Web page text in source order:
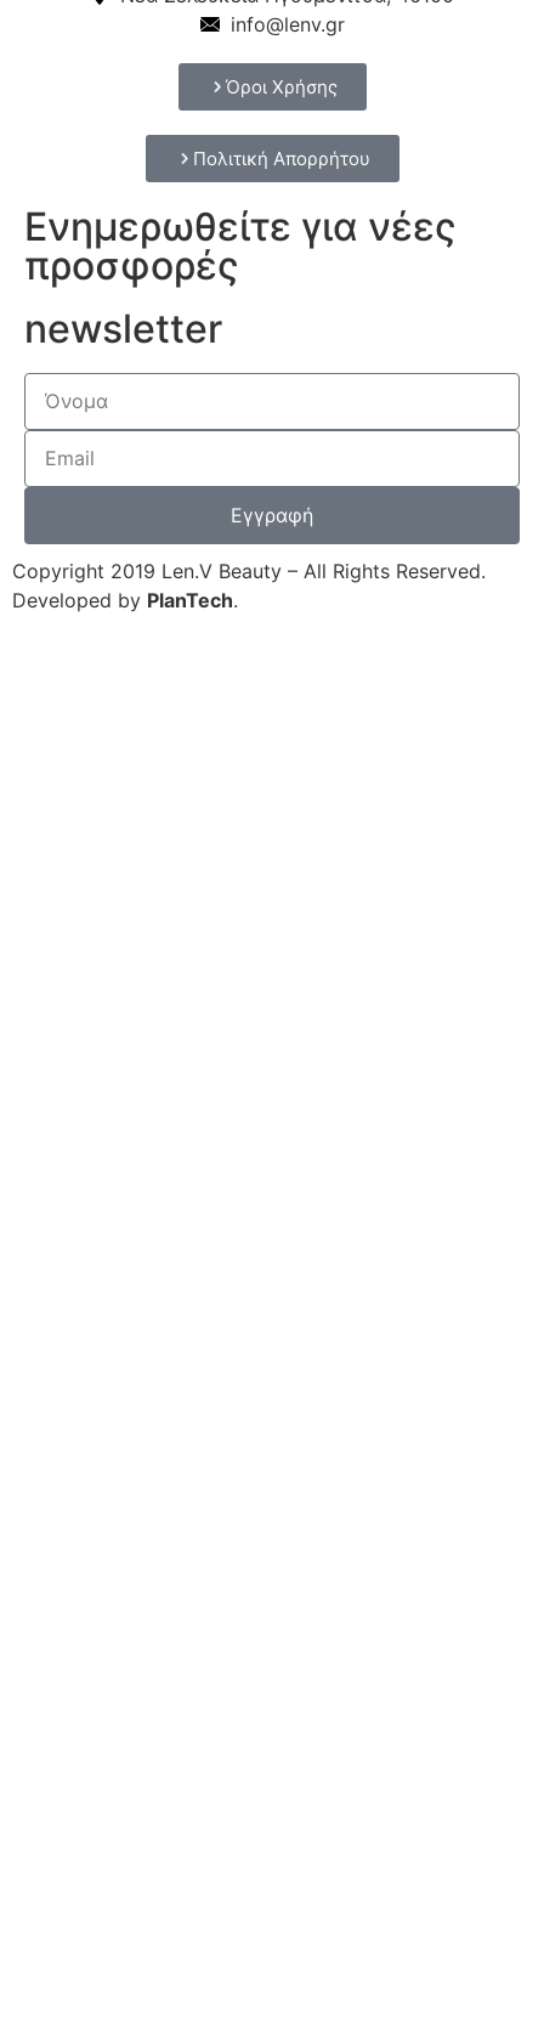
info@lenv.gr
Όροι Χρήσης
Πολιτική Απορρήτου
Ενημερωθείτε για νέες
προσφορές
newsletter
Εγγραφή
Copyright 2019 Len.V Beauty – All Rights Reserved.
Developed by PlanTech.